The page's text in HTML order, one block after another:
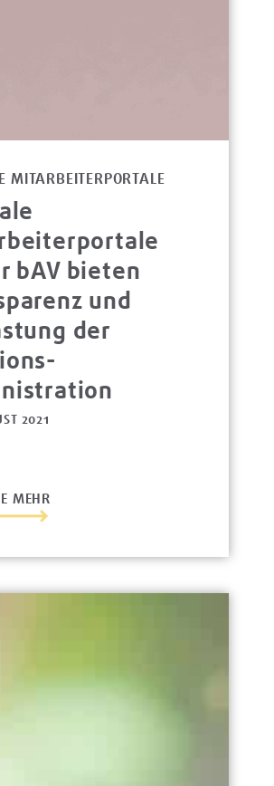
MITARBEITERPORTALE
bAV bieten
und
der
2021
MEHR